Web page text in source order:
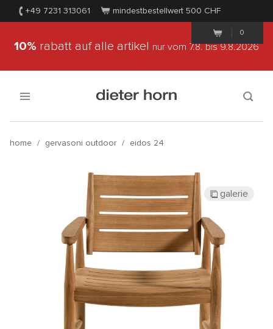
+49 7231 313061 mindestbestellwert 500 CHF
0
10% rabatt auf alle artikel nur vom 7.8.bis 9.8.2026
home / gervasoni outdoor / eidos 24
galerie